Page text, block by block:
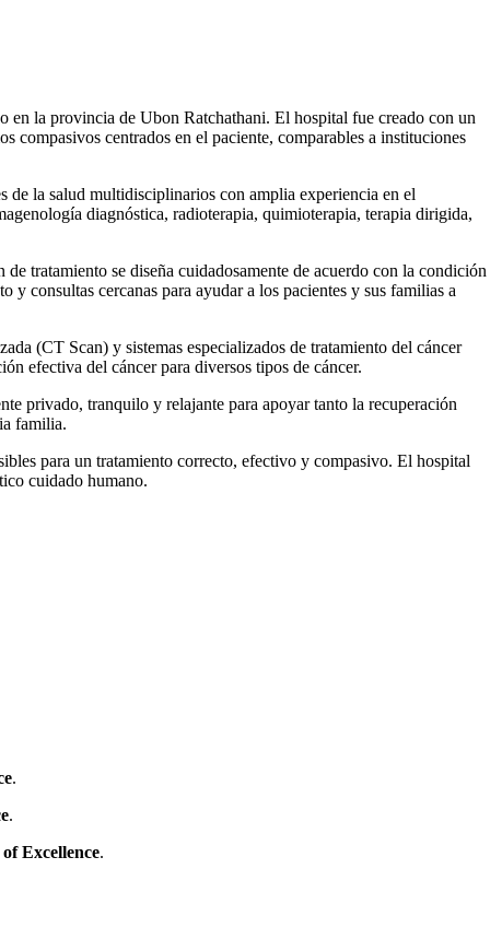
en la provincia de Ubon Ratchathani. El hospital fue creado con un
compasivos centrados en el paciente, comparables a instituciones
de la salud multidisciplinarios con amplia experiencia en el
diagnóstica, radioterapia, quimioterapia, terapia dirigida,
tratamiento se diseña cuidadosamente de acuerdo con la condición
consultas cercanas para ayudar a los pacientes y sus familias a
(CT Scan) y sistemas especializados de tratamiento del cáncer
efectiva del cáncer para diversos tipos de cáncer.
privado, tranquilo y relajante para apoyar tanto la recuperación
familia.
para un tratamiento correcto, efectivo y compasivo. El hospital
cuidado humano.
.
.
Excellence.